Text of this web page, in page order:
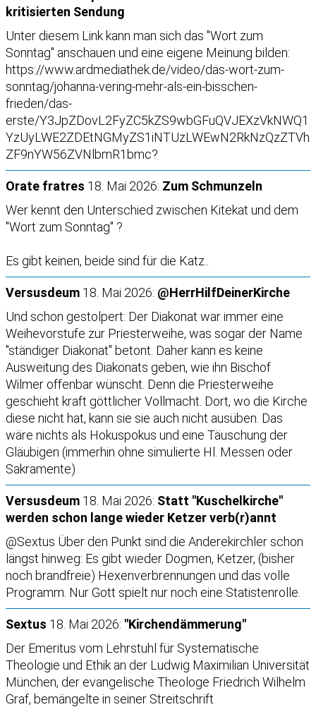
kritisierten Sendung
Unter diesem Link kann man sich das "Wort zum
Sonntag" anschauen und eine eigene Meinung bilden:
https://www.ardmediathek.de/video/das-wort-zum-
sonntag/johanna-vering-mehr-als-ein-bisschen-
frieden/das-
erste/Y3JpZDovL2FyZC5kZS9wbGFuQVJEXzVkNWQ1
YzUyLWE2ZDEtNGMyZS1iNTUzLWEwN2RkNzQzZTVh
ZF9nYW56ZVNlbmR1bmc?
Orate fratres 18. Mai 2026: Zum Schmunzeln
Wer kennt den Unterschied zwischen Kitekat und dem
"Wort zum Sonntag" ?
Es gibt keinen, beide sind für die Katz..
Versusdeum 18. Mai 2026: @HerrHilfDeinerKirche
Und schon gestolpert: Der Diakonat war immer eine
Weihevorstufe zur Priesterweihe, was sogar der Name
"ständiger Diakonat" betont. Daher kann es keine
Ausweitung des Diakonats geben, wie ihn Bischof
Wilmer offenbar wünscht. Denn die Priesterweihe
geschieht kraft göttlicher Vollmacht. Dort, wo die Kirche
diese nicht hat, kann sie sie auch nicht ausüben. Das
wäre nichts als Hokuspokus und eine Täuschung der
Gläubigen (immerhin ohne simulierte Hl. Messen oder
Sakramente)
Versusdeum 18. Mai 2026: Statt "Kuschelkirche"
werden schon lange wieder Ketzer verb(r)annt
@Sextus Über den Punkt sind die Anderekirchler schon
längst hinweg: Es gibt wieder Dogmen, Ketzer, (bisher
noch brandfreie) Hexenverbrennungen und das volle
Programm. Nur Gott spielt nur noch eine Statistenrolle.
Sextus 18. Mai 2026: "Kirchendämmerung"
Der Emeritus vom Lehrstuhl für Systematische
Theologie und Ethik an der Ludwig Maximilian Universität
München, der evangelische Theologe Friedrich Wilhelm
Graf, bemängelte in seiner Streitschrift